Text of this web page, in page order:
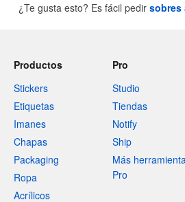
¿Te gusta esto? Es fácil pedir sobres
Productos
Stickers
Etiquetas
Imanes
Chapas
Packaging
Ropa
Acrílicos
Pro
Studio
Tiendas
Notify
Ship
Más
Pro